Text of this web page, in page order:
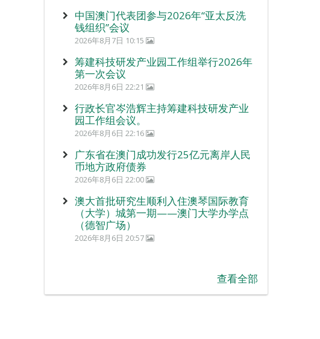
中国澳门代表团参与2026年“亚太反洗
钱组织”会议
2026年8月7日 10:15
筹建科技研发产业园工作组举行2026年
第一次会议
2026年8月6日 22:21
行政长官岑浩辉主持筹建科技研发产业
园工作组会议。
2026年8月6日 22:16
广东省在澳门成功发行25亿元离岸人民
币地方政府债券
2026年8月6日 22:00
澳大首批研究生顺利入住澳琴国际教育
（大学）城第一期——澳门大学办学点
（德智广场）
2026年8月6日 20:57
查看全部